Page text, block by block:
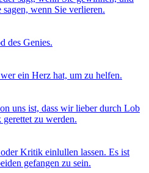
wenn Sie verlieren.
des Genies.
ein Herz hat, um zu helfen.
uns ist, dass wir lieber durch Lob
zu werden.
Kritik einlullen lassen. Es ist
gefangen zu sein.